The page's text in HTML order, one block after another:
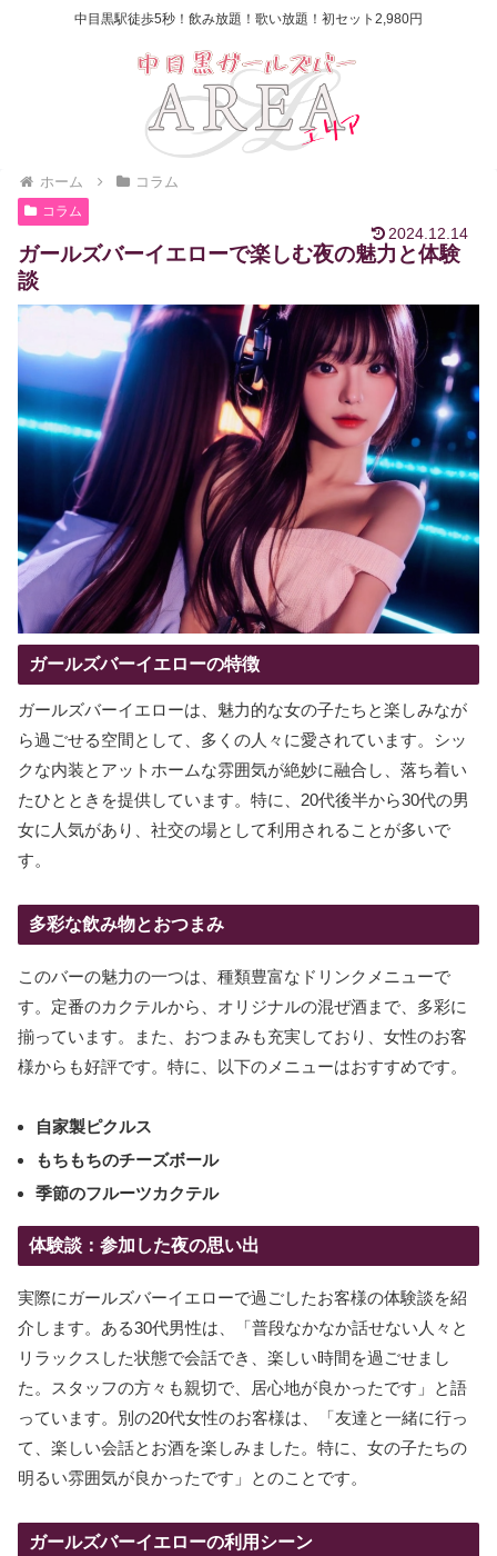
中目黒駅徒歩5秒！飲み放題！歌い放題！初セット2,980円
ホーム コラム
コラム
2024.12.14
ガールズバーイエローで楽しむ夜の魅力と体験
談
ガールズバーイエローの特徴
ガールズバーイエローは、魅力的な女の子たちと楽しみなが
ら過ごせる空間として、多くの人々に愛されています。シッ
クな内装とアットホームな雰囲気が絶妙に融合し、落ち着い
たひとときを提供しています。特に、20代後半から30代の男
女に人気があり、社交の場として利用されることが多いで
す。
多彩な飲み物とおつまみ
このバーの魅力の一つは、種類豊富なドリンクメニューで
す。定番のカクテルから、オリジナルの混ぜ酒まで、多彩に
揃っています。また、おつまみも充実しており、女性のお客
様からも好評です。特に、以下のメニューはおすすめです。
自家製ピクルス
もちもちのチーズボール
季節のフルーツカクテル
体験談：参加した夜の思い出
実際にガールズバーイエローで過ごしたお客様の体験談を紹
介します。ある30代男性は、「普段なかなか話せない人々と
リラックスした状態で会話でき、楽しい時間を過ごせまし
た。スタッフの方々も親切で、居心地が良かったです」と語
っています。別の20代女性のお客様は、「友達と一緒に行っ
て、楽しい会話とお酒を楽しみました。特に、女の子たちの
明るい雰囲気が良かったです」とのことです。
ガールズバーイエローの利用シーン